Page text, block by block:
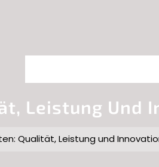
Leistung Und
Qualität, Leistung und